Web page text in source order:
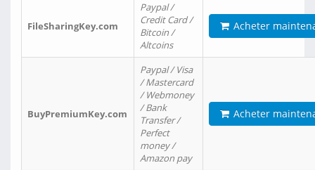
FileSharingKey.com
Paypal /
Credit Card /
Bitcoin /
Altcoins
Acheter
BuyPremiumKey.com
Paypal / Visa
/ Mastercard
/ Webmoney
/ Bank
Transfer /
Perfect
money /
Amazon pay
Acheter